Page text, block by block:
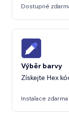
Dostupné
Výběr barvy
Získejte Hex
Instalace zdarma